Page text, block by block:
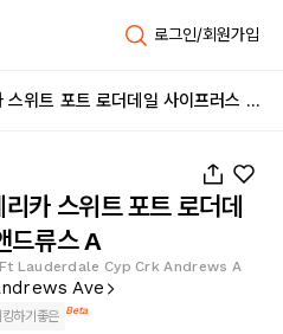
로그인/회원가입
익스텐디드 스테이 아메리카 스위트 포트 로더데일 사이프러스 크리크 앤드류스 A
카 스위트 포트 로더데
드류스 A
Lauderdale Cyp Crk Andrews A
Ave
하기좋은 Beta